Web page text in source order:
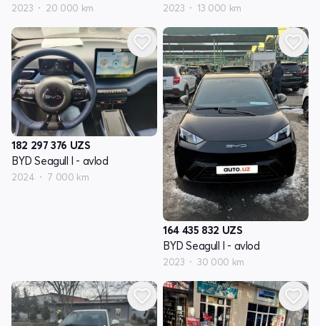
2023 20 000 km 2023 13 000 km
182 297 376 UZS
BYD Seagull I - avlod
2024 7 000 km
164 435 832 UZS
BYD Seagull I - avlod
2023 30 000 km